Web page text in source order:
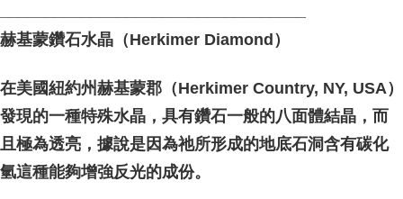
赫基蒙鑽石水晶（Herkimer Diamond）
在美國紐約州赫基蒙郡（Herkimer Country, NY, USA）
發現的一種特殊水晶，具有鑽石一般的八面體結晶，而
且極為透亮，據說是因為祂所形成的地底石洞含有碳化
氫這種能夠增強反光的成份。